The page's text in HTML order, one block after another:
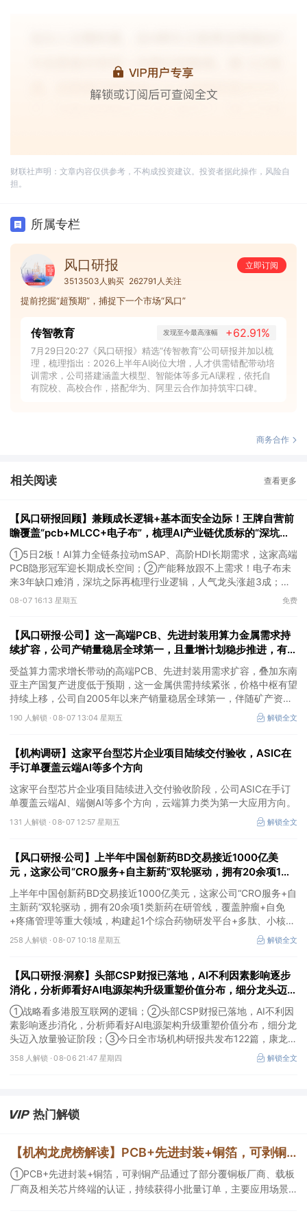
财联社声明：文章内容仅供参考，不构成投资建议。投资者据此操作，风险自
担。
所属专栏
风口研报
立即订阅
3513503人购买 262791人关注
提前挖掘“超预期”，捕捉下一个市场“风口”
传智教育 发现至今最高涨幅 +62.91%
7月29日20:27《风口研报》精选“传智教育”公司研报并加以梳
理，梳理指出：2026上半年AI岗位大增，人才供需错配带动培
训需求，公司搭建涵盖大模型、智能体等多元AI课程，依托自
有院校、高校合作，搭配华为、阿里云合作加持筑牢口碑。
商务合作
相关阅读 查看更多
【风口研报回顾】兼顾成长逻辑+基本面安全边际！王牌自营前
瞻覆盖“pcb+MLCC+电子布”，梳理AI产业链优质标的“深坑起
跳”
①5日2板！AI算力全链条拉动mSAP、高阶HDI长期需求，这家高端
PCB隐形冠军迎长期成长空间；②产能释放跟不上需求！电子布未
来3年缺口难消，深坑之际再梳理行业逻辑，人气龙头涨超3成；
③AI服务器、机器人带动MLCC景气周期持续！这家公司扩产、涨
08-07 16:13 星期五 免费
【风口研报·公司】这一高端PCB、先进封装用算力金属需求持
续扩容，公司产销量稳居全球第一，且量增计划稳步推进，有望
充分受益价格上行
受益算力需求增长带动的高端PCB、先进封装用需求扩容，叠加东南
亚主产国复产进度低于预期，这一金属供需持续紧张，价格中枢有望
持续上移，公司自2005年以来产销量稳居全球第一，伴随矿产资源
产量增长与冶炼产能整合并举，公司市占率有望进一步提升，同时有
望充分受益金属价格上行。
190 人解锁 ·08-07 13:04 星期五 解锁全文
【机构调研】这家平台型芯片企业项目陆续交付验收，ASIC在
手订单覆盖云端AI等多个方向
这家平台型芯片企业项目陆续进入交付验收阶段，公司ASIC在手订
单覆盖云端AI、端侧AI等多个方向，云端算力类为第一大应用方向。
131 人解锁 ·08-07 12:57 星期五 解锁全文
【风口研报·公司】上半年中国创新药BD交易接近1000亿美
元，这家公司“CRO服务+自主新药”双轮驱动，拥有20余项1类
新药在研管线，覆盖肿瘤+自免+疼痛管理等重大领域
上半年中国创新药BD交易接近1000亿美元，这家公司“CRO服务+自
主新药”双轮驱动，拥有20余项1类新药在研管线，覆盖肿瘤+自免
+疼痛管理等重大领域，构建起1个综合药物研发平台+多肽、小核
酸、CGT、小分子4个创新技术平台，创新转型成果正逐步兑现。
258 人解锁 ·08-07 10:18 星期五 解锁全文
【风口研报·洞察】头部CSP财报已落地，AI不利因素影响逐步
消化，分析师看好AI电源架构升级重塑价值分布，细分龙头迈入
放量验证阶段；战略看多港股互联网的逻辑
①战略看多港股互联网的逻辑；②头部CSP财报已落地，AI不利因
素影响逐步消化，分析师看好AI电源架构升级重塑价值分布，细分龙
头迈入放量验证阶段；③今日全市场机构研报共发布122篇，康龙化
成、江淮汽车评级得到上调，9家公司获得首度覆盖，其中乔锋智能
获新财富分析师深度覆盖；④在个股机构关注度排行中，华峰化学
358 人解锁 ·08-06 21:47 星期四 解锁全文
热门解锁
【机构龙虎榜解读】PCB+先进封装+铜箔，可剥铜产品通过了部分覆铜板厂商、载板厂商及相关芯片终端的认证，持续获得小批量订单，主要应用场景包括芯片封装光模块用PCB，机构大额净买入这家公司
①PCB+先进封装+铜箔，可剥铜产品通过了部分覆铜板厂商、载板
厂商及相关芯片终端的认证，持续获得小批量订单，主要应用场景